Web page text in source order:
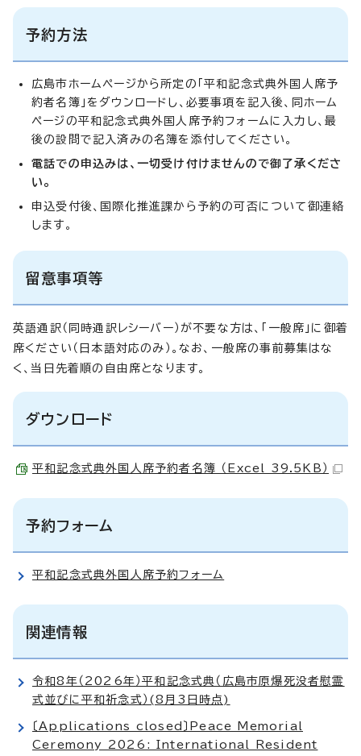
予約方法
広島市ホームページから所定の「平和記念式典外国人席予
約者名簿」をダウンロードし、必要事項を記入後、同ホーム
ページの平和記念式典外国人席予約フォームに入力し、最
後の設問で記入済みの名簿を添付してください。
電話での申込みは、一切受け付けませんので御了承くださ
い。
申込受付後、国際化推進課から予約の可否について御連絡
します。
留意事項等
英語通訳（同時通訳レシーバー）が不要な方は、「一般席」に御着
席ください（日本語対応のみ）。なお、一般席の事前募集はな
く、当日先着順の自由席となります。
ダウンロード
平和記念式典外国人席予約者名簿 （Excel 39.5KB）
予約フォーム
平和記念式典外国人席予約フォーム
関連情報
令和8年（2026年）平和記念式典（広島市原爆死没者慰霊
式並びに平和祈念式）(8月3日時点)
〔Applications closed〕Peace Memorial
Ceremony 2026: International Resident